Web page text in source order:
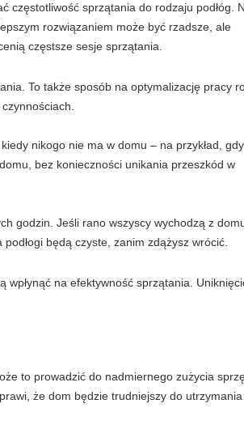
częstotliwość sprzątania do rodzaju podłóg.
rozwiązaniem może być rzadsze, ale
częstsze sesje sprzątania.
To także sposób na optymalizację pracy
nikogo nie ma w domu – na przykład, gdy
bez konieczności unikania przeszkód w
godzin. Jeśli rano wszyscy wychodzą z
będą czyste, zanim zdążysz wrócić.
wpłynąć na efektywność sprzątania.
to prowadzić do nadmiernego zużycia
że dom będzie trudniejszy do utrzymania